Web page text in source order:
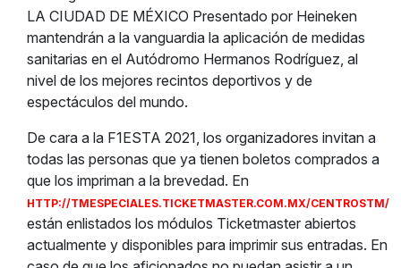
LA CIUDAD DE MÉXICO Presentado por Heineken
mantendrán a la vanguardia la aplicación de medidas
sanitarias en el Autódromo Hermanos Rodríguez, al
nivel de los mejores recintos deportivos y de
espectáculos del mundo.
De cara a la F1ESTA 2021, los organizadores invitan a
todas las personas que ya tienen boletos comprados a
que los impriman a la brevedad. En
HTTP://TMESPECIALES.TICKETMASTER.COM.MX/CENTROSTM/
están enlistados los módulos Ticketmaster abiertos
actualmente y disponibles para imprimir sus entradas. En